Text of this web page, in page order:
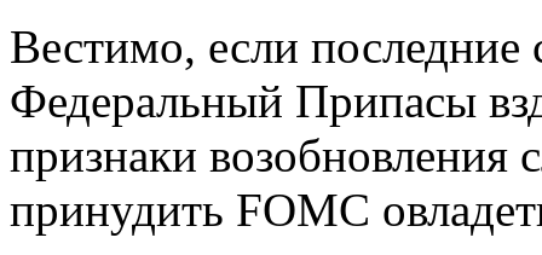
Вестимо, если последние
Федеральный Припасы
признаки возобновления
принудить FOMC